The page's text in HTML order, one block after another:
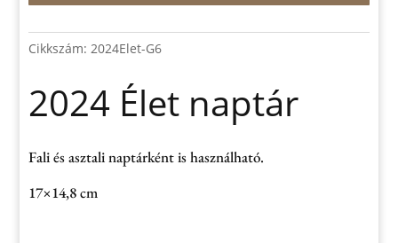
Cikkszám:2024Elet-G6
2024 Élet naptár
Fali és asztali naptárként is használható.
17×14,8 cm